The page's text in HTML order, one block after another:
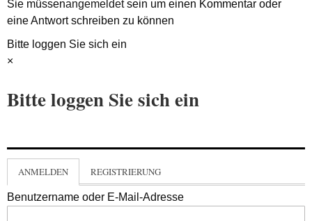
Sie müssenangemeldetsein um einen Kommentar oder
eine Antwort schreiben zu können
Bitte loggen Sie sich ein
×
Bitte loggen Sie sich ein
ANMELDEN REGISTRIERUNG
Benutzername oder E-Mail-Adresse